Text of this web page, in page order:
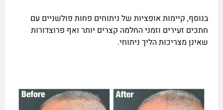
בנוסף, קיימות אופציות של ניתוחים פחות פולשניים עם
חתכים זעירים וזמני החלמה קצרים יותר ואף פרוצדורות
שאינן מצריכות הליך ניתוחי.